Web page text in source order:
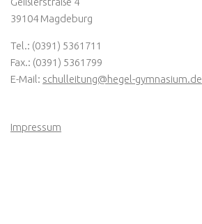
39104 Magdeburg
Tel.: (0391) 5361711
Fax.: (0391) 5361799
E-Mail: schulleitung@hegel-gymnasium.de
Impressum